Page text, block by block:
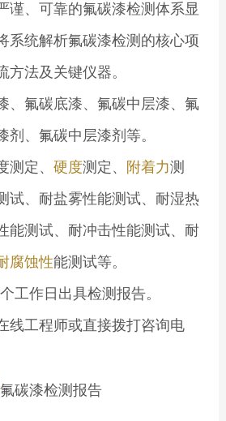
谨、可靠的氟碳漆检测体系显
系统解析氟碳漆检测的核心项
方法及关键仪器。
、氟碳底漆、氟碳中层漆、氟
剂、氟碳中层漆剂等。
测定、 硬度测定、 附着力测
试、耐盐雾性能测试、耐湿热
能测试、耐冲击性能测试、耐
腐蚀性能测试等。
工作日出具检测报告。
线工程师或直接拨打咨询电